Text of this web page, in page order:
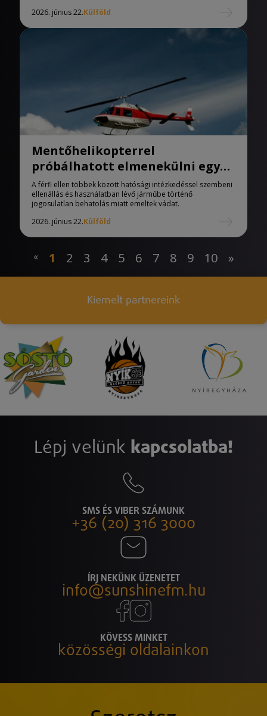
2026. június 22.Külföld
Mentőhelikopterrel
próbálhatott elmenekülni egy
balesetet okozó floridai férfi
A férfi ellen többek között hatósági intézkedéssel szembeni
ellenállás és használatban lévő járműbe történő
jogosulatlan behatolás miatt emeltek vádat.
2026. június 22.Külföld
« 1 2 3 4 5 6 7 8 9 10 »
Kiemelt partnereink
Lépj velünk kapcsolatba!
SMS ÉS VIBER SZÁMUNK
+36 (20) 316 3000
ÍRJ NEKÜNK ÜZENETET
info@sunshinefm.hu
KÖVESS MINKET
közösségi oldalainkon